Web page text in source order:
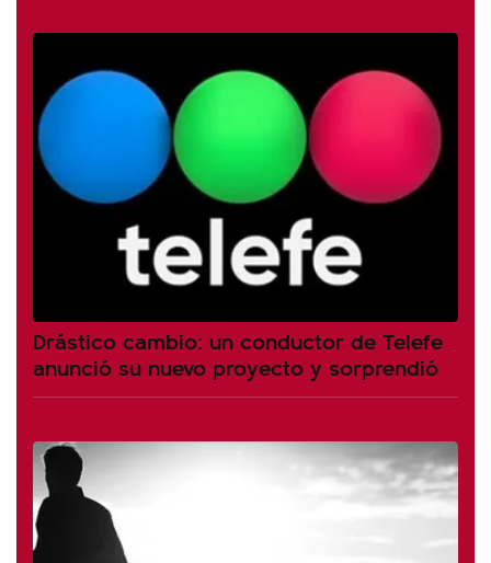
Drástico cambio: un conductor de Telefe
anunció su nuevo proyecto y sorprendió